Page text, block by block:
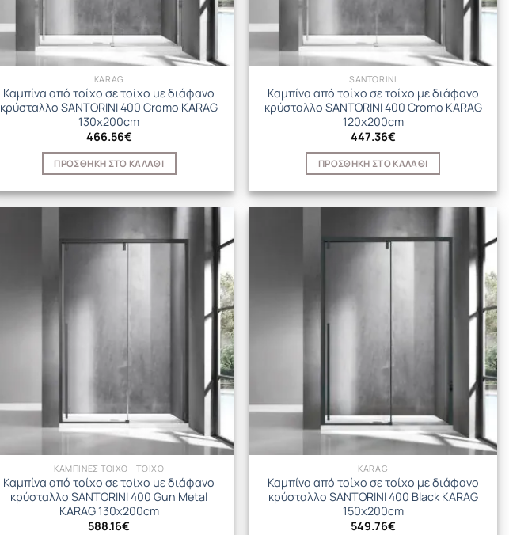
KARAG
Καμπίνα από τοίχο σε τοίχο με διάφανο
κρύσταλλο SANTORINI 400 Cromo KARAG
130x200cm
466.56€
ΠΡΟΣΘΉΚΗ ΣΤΟ ΚΑΛΆΘΙ
SANTORINI
Καμπίνα από τοίχο σε τοίχο με διάφανο
κρύσταλλο SANTORINI 400 Cromo KARAG
120x200cm
447.36€
ΠΡΟΣΘΉΚΗ ΣΤΟ ΚΑΛΆΘΙ
ΚΑΜΠΙΝΕΣ ΤΟΙΧΟ - ΤΟΙΧΟ
Καμπίνα από τοίχο σε τοίχο με διάφανο
κρύσταλλο SANTORINI 400 Gun Metal
KARAG 130x200cm
588.16€
KARAG
Καμπίνα από τοίχο σε τοίχο με διάφανο
κρύσταλλο SANTORINI 400 Black KARAG
150x200cm
549.76€